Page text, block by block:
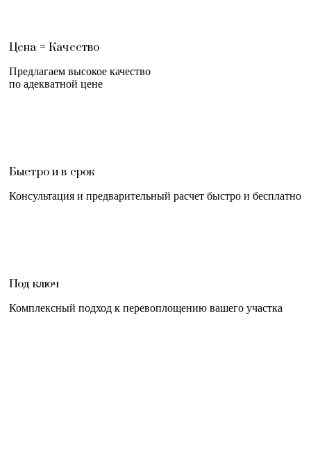
Цена = Качество
Предлагаем высокое качество
по адекватной цене
Быстро и в срок
Консультация и предварительный расчет быстро и бесплатно
Под ключ
Комплексный подход к перевоплощению вашего участка